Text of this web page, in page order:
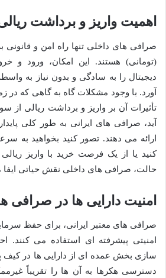
اهمیت واریز و برداشت
صرافی های داخلی تنها راه امن و قانونی
(تومانی) هستند. این امکان، ورود و
دیجیتال را به سادگی و بدون نیاز به
آورد. با وجود مشکلات گاه به گاهی که در
تأثیرات آن بر واریز و برداشت ریالی
آید، صرافی های ایرانی به طور کلی
ارائه می دهند. تصور کنید بخواهید به
کنید یا از یک فرصت خرید با واریز
حالت، صرافی های داخلی نقش حیاتی ایفا
امنیت دارایی ها در صرافی
صرافی های معتبر ایرانی، برای حفظ
امنیتی پیشرفته ای استفاده می کنند.
سازی بخش عمده ای از دارایی ها در کیف
دسترسی هکرها به آن ها را تقریباً